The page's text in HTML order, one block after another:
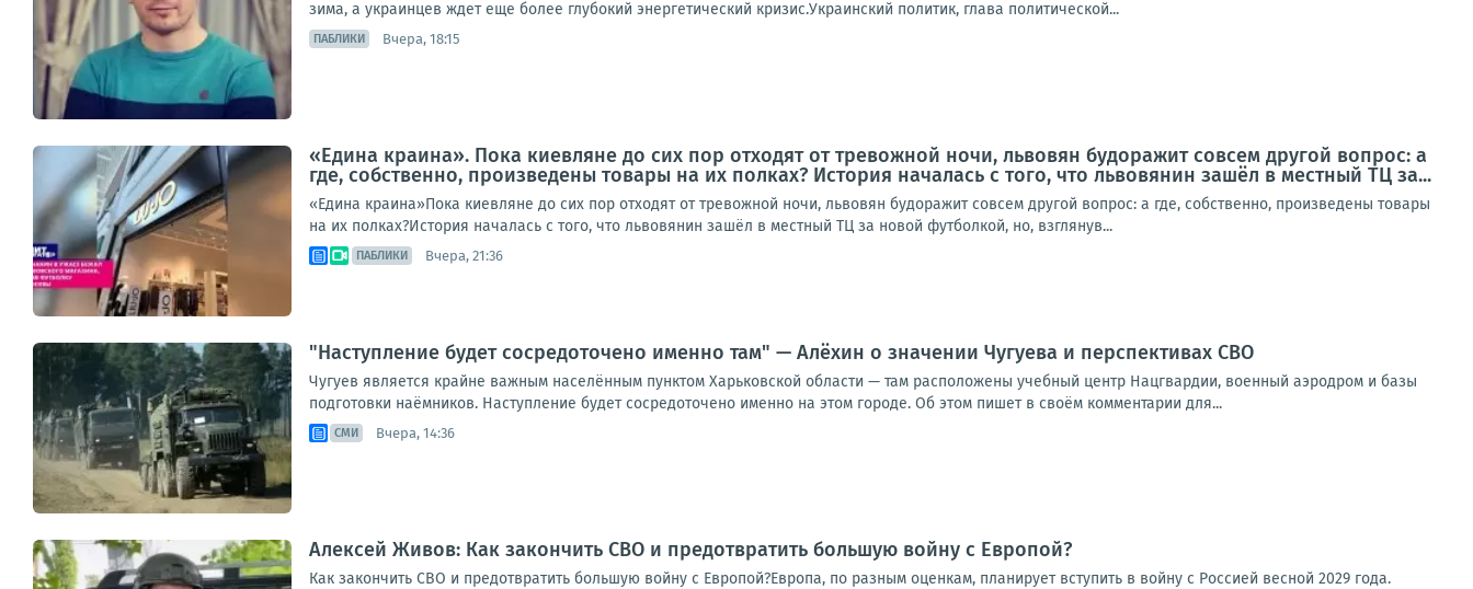
зима, а украинцев ждет еще более глубокий энергетический кризис.Украинский политик, глава политической...
ПАБЛИКИ Вчера, 18:15
«Едина краина». Пока киевляне до сих пор отходят от тревожной ночи, львовян будоражит совсем другой вопрос: а
где, собственно, произведены товары на их полках? История началась с того, что львовянин зашёл в местный ТЦ за...
«Едина краина»Пока киевляне до сих пор отходят от тревожной ночи, львовян будоражит совсем другой вопрос: а где, собственно, произведены товары
на их полках?История началась с того, что львовянин зашёл в местный ТЦ за новой футболкой, но, взглянув...
ПАБЛИКИ Вчера, 21:36
"Наступление будет сосредоточено именно там" — Алёхин о значении Чугуева и перспективах СВО
Чугуев является крайне важным населённым пунктом Харьковской области — там расположены учебный центр Нацгвардии, военный аэродром и базы
подготовки наёмников. Наступление будет сосредоточено именно на этом городе. Об этом пишет в своём комментарии для...
СМИ Вчера, 14:36
Алексей Живов: Как закончить СВО и предотвратить большую войну с Европой?
Как закончить СВО и предотвратить большую войну с Европой?Европа, по разным оценкам, планирует вступить в войну с Россией весной 2029 года.